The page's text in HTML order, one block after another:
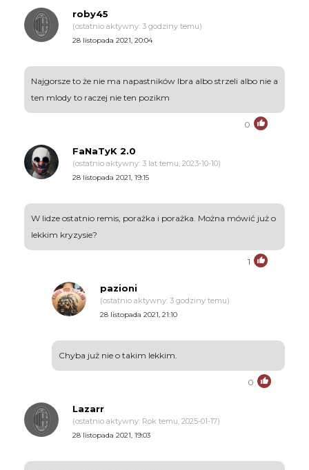
roby45
(ostatnio aktywny: 3 godziny temu)
28 listopada 2021, 20:04
Najgorsze to że nie ma napastników Ibra albo strzeli albo nie a
ten mlody to raczej nie ten pozikm
0
FaNaTyK 2.0
(ostatnio aktywny: 3 lat temu, 2023-10-10)
28 listopada 2021, 19:15
W lidze ostatnio remis, porażka i porażka. Można mówić już o
lekkim kryzysie?
1
pazioni
(ostatnio aktywny: 3 godziny temu)
28 listopada 2021, 21:10
Chyba już nie o takim lekkim.
0
Lazarr
(ostatnio aktywny: Rok temu, 2025-01-17)
28 listopada 2021, 19:03